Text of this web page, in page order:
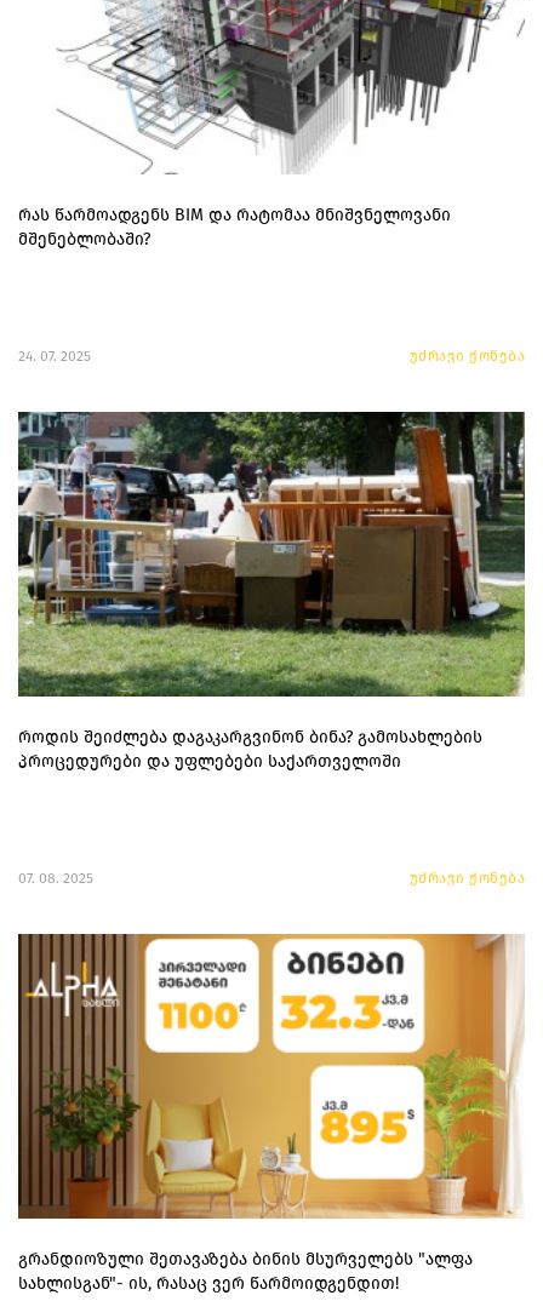
რას წარმოადგენს BIM და რატომაა მნიშვნელოვანი
მშენებლობაში?
24. 07. 2025 უძრავი ქონება
როდის შეიძლება დაგაკარგვინონ ბინა? გამოსახლების
პროცედურები და უფლებები საქართველოში
07. 08. 2025 უძრავი ქონება
გრანდიოზული შეთავაზება ბინის მსურველებს "ალფა
სახლისგან"- ის, რასაც ვერ წარმოიდგენდით!